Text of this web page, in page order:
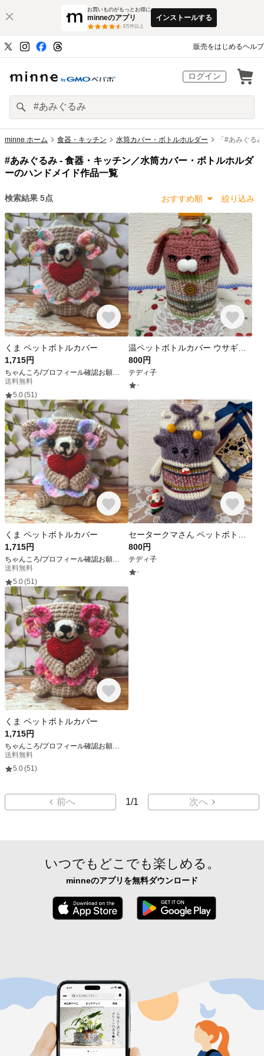
お買いものがもっとお得に
minneのアプリ
3万件以上
インストールする
販売をはじめるヘルプ
ログイン
minne ホーム 食器・キッチン 水筒カバー・ボトルホルダー 「#あみぐる
#あみぐるみ - 食器・キッチン／水筒カバー・ボトルホルダ
ーのハンドメイド作品一覧
おすすめ順 絞り込み
検索結果 5点
くま ペットボトルカバー
1,715円
送料無料
5.0(51)
800円
テディ子
-
くま ペットボトルカバー
1,715円
送料無料
5.0(51)
800円
テディ子
-
くま ペットボトルカバー
1,715円
送料無料
5.0(51)
前へ 1/1 次へ
いつでもどこでも楽しめる。
minneのアプリを無料ダウンロード